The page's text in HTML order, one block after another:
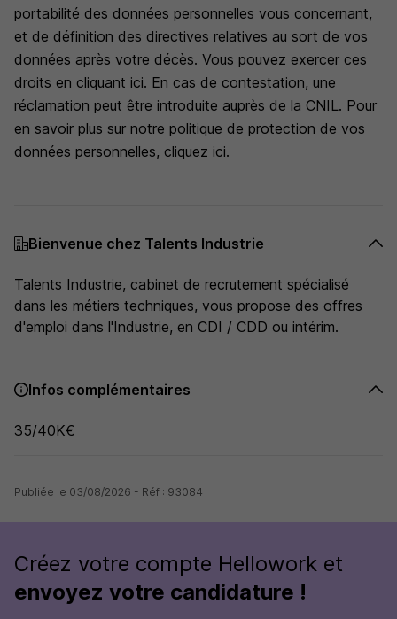
portabilité des données personnelles vous concernant,
et de définition des directives relatives au sort de vos
données après votre décès. Vous pouvez exercer ces
droits en cliquant ici. En cas de contestation, une
réclamation peut être introduite auprès de la CNIL. Pour
en savoir plus sur notre politique de protection de vos
données personnelles, cliquez ici.
Bienvenue chez Talents Industrie
Talents Industrie, cabinet de recrutement spécialisé
dans les métiers techniques, vous propose des offres
d'emploi dans l'Industrie, en CDI / CDD ou intérim.
Infos complémentaires
35/40K€
Publiée le 03/08/2026 - Réf : 93084
Créez votre compte Hellowork et
envoyez votre candidature !